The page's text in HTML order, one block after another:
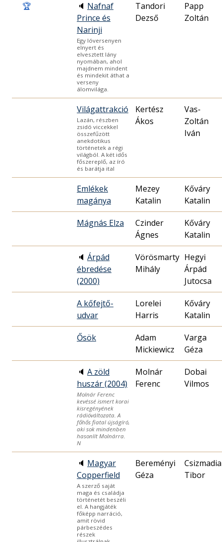
🏆 🔈 Nafnaf
Prince és
Narinji
Egy lóversenyen
elnyert és
elvesztett lány
nyomában, ahol
majdnem mindent
és mindekit áthat a
verseny
álomvilága.
Tandori
Dezső
Papp
Zoltán
Világattrakció
Lazán, részben
zsidó viccekkel
összefűzött
anekdotikus
történetek a régi
világból. A két idős
főszereplő, az író
és barátja ital
Kertész
Ákos
Vas-
Zoltán
Iván
Emlékek
magánya
Mezey
Katalin
Kőváry
Katalin
Mágnás Elza
Czinder
Ágnes
Kőváry
Katalin
🔈 Árpád
ébredése
(2000)
Vörösmarty
Mihály
Hegyi
Árpád
Jutocsa
A kőfejtő-
udvar
Lorelei
Harris
Kőváry
Katalin
Ősök
Adam
Mickiewicz
Varga
Géza
🔈 A zöld
huszár (2004)
Molnár Ferenc
kevéssé ismert korai
kisregényének
rádióváltozata. A
főhős fiatal újságíró,
aki sok mindenben
hasonlít Molnárra.
N
Molnár
Ferenc
Dobai
Vilmos
🔈 Magyar
Copperfield
A szerző saját
maga és családja
történetét beszéli
el. A hangjáték
főképp narráció,
amit rövid
párbeszédes
részek
Bereményi
Géza
Csizmadia
Tibor